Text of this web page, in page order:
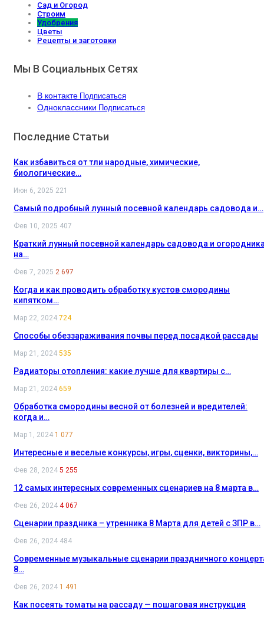
Сад и Огород
Строим
Удобрения
Цветы
Рецепты и заготовки
Мы В Социальных Сетях
В контакте Подписаться
Одноклассники Подписаться
Последние Статьи
Как избавиться от тли народные, химические,
биологические…
Июн 6, 2025 221
Самый подробный лунный посевной календарь садовода и…
Фев 10, 2025 407
Краткий лунный посевной календарь садовода и
на…
Фев 7, 2025 2 697
Когда и как проводить обработку кустов смородины
кипятком…
Мар 22, 2024 724
Способы обеззараживания почвы перед посадкой рассады
Мар 21, 2024 535
Радиаторы отопления: какие лучше для квартиры с…
Мар 21, 2024 659
Обработка смородины весной от болезней и вредителей:
когда и…
Мар 1, 2024 1 077
Интересные и веселые конкурсы, игры, сценки, викторины,…
Фев 28, 2024 5 255
12 самых интересных современных сценариев на 8 марта в…
Фев 26, 2024 4 067
Сценарии праздника – утренника 8 Марта для детей с ЗПР в…
Фев 26, 2024 484
Современные музыкальные сценарии праздничного
8…
Фев 26, 2024 1 491
Как посеять томаты на рассаду — пошаговая инструкция